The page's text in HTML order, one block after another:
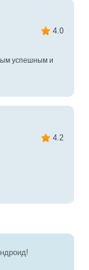
4.0
успешным и
4.2